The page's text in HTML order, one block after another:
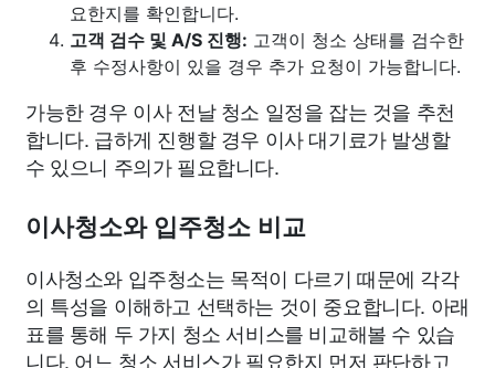
요한지를 확인합니다.
고객 검수 및 A/S 진행: 고객이 청소 상태를 검수한
후 수정사항이 있을 경우 추가 요청이 가능합니다.
가능한 경우 이사 전날 청소 일정을 잡는 것을 추천
합니다. 급하게 진행할 경우 이사 대기료가 발생할
수 있으니 주의가 필요합니다.
이사청소와 입주청소 비교
이사청소와 입주청소는 목적이 다르기 때문에 각각
의 특성을 이해하고 선택하는 것이 중요합니다. 아래
표를 통해 두 가지 청소 서비스를 비교해볼 수 있습
니다. 어느 청소 서비스가 필요한지 먼저 판단하고